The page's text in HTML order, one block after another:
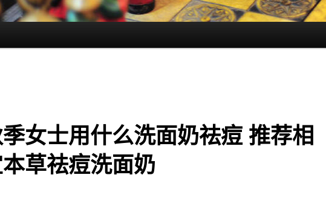
女士用什么洗面奶祛痘 推荐相
草祛痘洗面奶